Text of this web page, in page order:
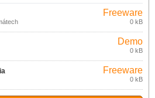
Freeware
0 kB
Demo
0 kB
Freeware
0 kB